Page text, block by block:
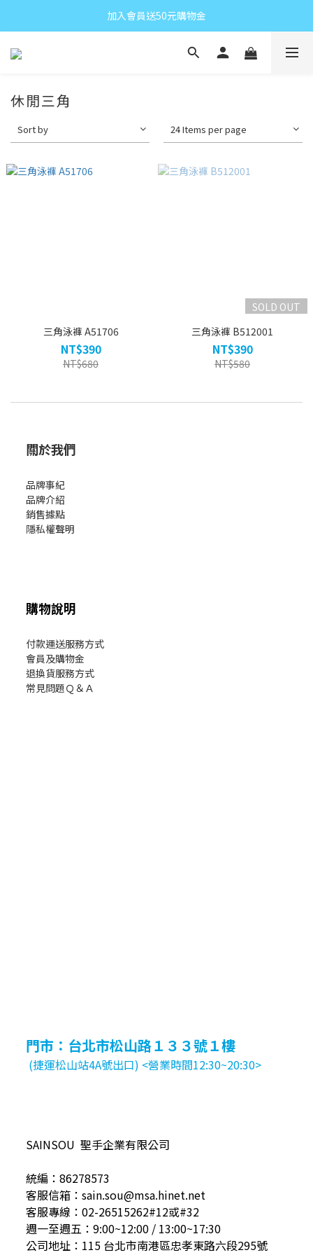
加入會員送50元購物金
休閒三角
Sort by 24 Items per page
三角泳褲 A51706
NT$390
NT$680
SOLD OUT
三角泳褲 B512001
NT$390
NT$580
關於我們
品牌事紀
品牌介紹
銷售據點
隱私權聲明
購物說明
付款運送服務方式
會員及購物金
退換貨服務方式
常見問題Ｑ＆Ａ
門市：台北市松山路１３３號１樓
(捷運松山站4A號出口) <營業時間12:30~20:30>
SAINSOU 聖手企業有限公司
統編：86278573
客服信箱：sain.sou@msa.hinet.net
客服專線：02-26515262#12或#32
週一至週五：9:00~12:00 / 13:00~17:30
公司地址：115 台北市南港區忠孝東路六段295號